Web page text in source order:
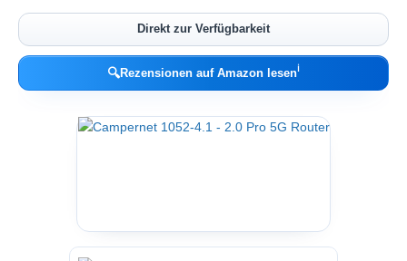
Direkt zur Verfügbarkeit
🔍Rezensionen auf Amazon lesenℹ︎